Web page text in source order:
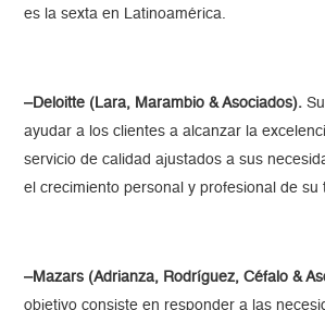
es la sexta en Latinoamérica.
–Deloitte (Lara, Marambio & Asociados).
ayudar a los clientes a alcanzar la
servicio de calidad ajustados a sus
el crecimiento personal y profesional de su
–Mazars (Adrianza, Rodríguez, Céfalo &
objetivo consiste en responder a las